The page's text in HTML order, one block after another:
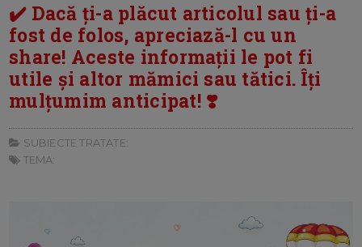
✔️ Dacă ți-a plăcut articolul sau ți-a
fost de folos, apreciază-l cu un
share! Aceste informații le pot fi
utile și altor mămici sau tătici. Îți
mulțumim anticipat! ❣️
SUBIECTE TRATATE:
TEMA: